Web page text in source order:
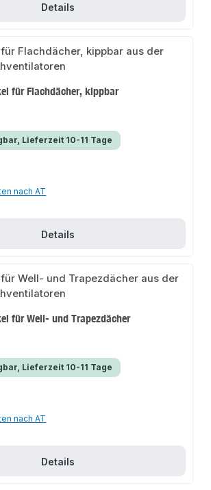
Details
für Flachdächer, kippbar
Lieferzeit 10-11 Tage
nach AT
Details
für Well- und Trapezdächer
Lieferzeit 10-11 Tage
nach AT
Details